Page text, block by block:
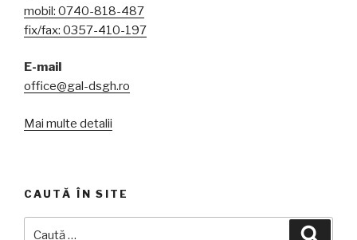
mobil: 0740-818-487
fix/fax: 0357-410-197
E-mail
office@gal-dsgh.ro
Mai multe detalii
CAUTĂ ÎN SITE